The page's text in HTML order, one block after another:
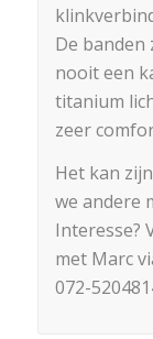
De banden
nooit een
titanium
zeer
Het kan
we andere
Interesse?
met Marc
072-